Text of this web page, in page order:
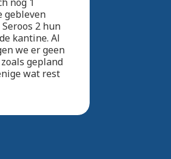
gebleven
2 hun
kantine. Al
we er geen
gepland
wat rest